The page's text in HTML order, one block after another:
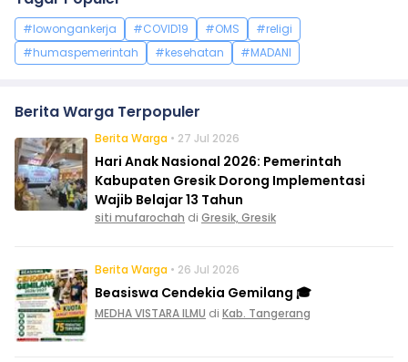
#lowongankerja #COVID19 #OMS
#religi
#humaspemerintah
#kesehatan #MADANI
Berita Warga Terpopuler
Berita Warga • 27 Jul 2026
Hari Anak Nasional 2026: Pemerintah
Kabupaten Gresik Dorong Implementasi
Wajib Belajar 13 Tahun
siti mufarochah di Gresik, Gresik
Berita Warga • 26 Jul 2026
Beasiswa Cendekia Gemilang 🎓
MEDHA VISTARA ILMU di Kab. Tangerang